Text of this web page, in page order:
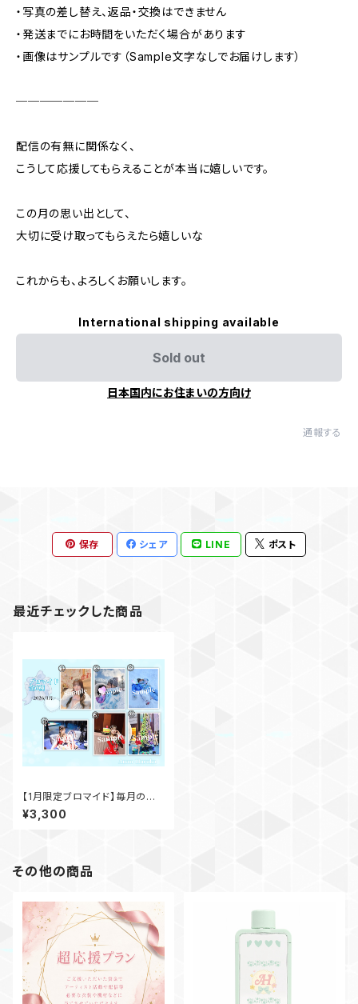
・写真の差し替え、返品・交換はできません
・発送までにお時間をいただく場合があります
・画像はサンプルです（Sample文字なしでお届けします）
───────
配信の有無に関係なく、
こうして応援してもらえることが本当に嬉しいです。
この月の思い出として、
大切に受け取ってもらえたら嬉しいな
これからも、よろしくお願いします。
International shipping available
Sold out
日本国内にお住まいの方向け
通報する
保存 シェア LINE ポスト
最近チェックした商品
【1月限定ブロマイド】毎月の記
念日を形に 。月替わり限定／再
販なしの特別ブロマイド
¥3,300
その他の商品